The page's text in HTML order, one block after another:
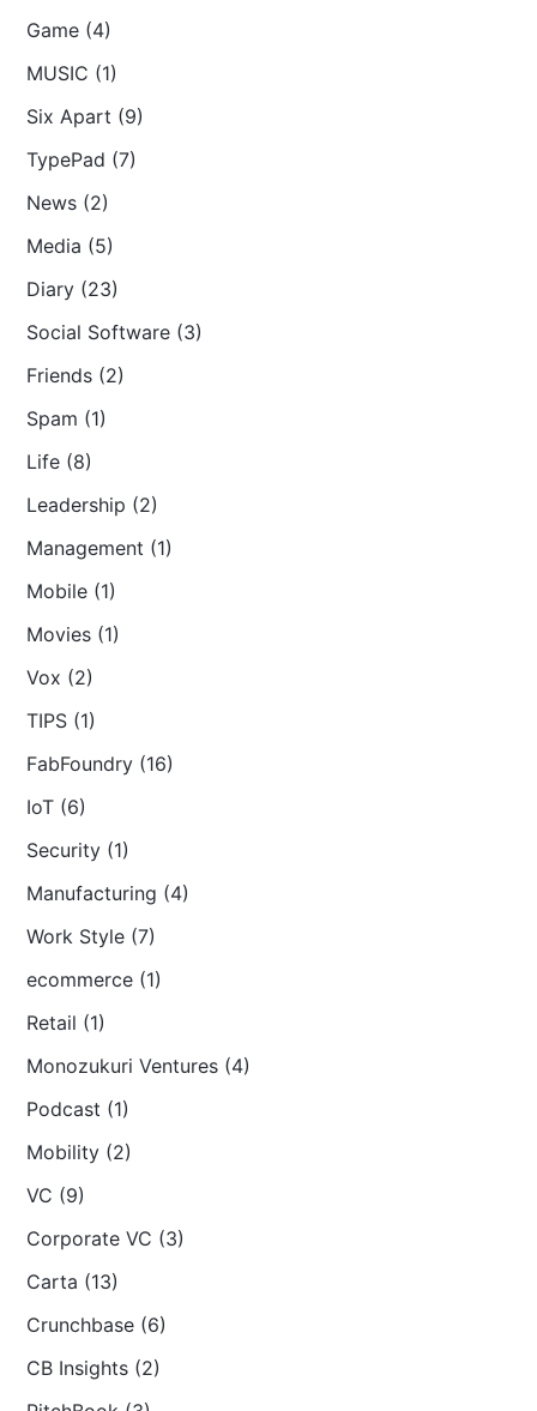
Game (4)
MUSIC (1)
Six Apart (9)
TypePad (7)
News (2)
Media (5)
Diary (23)
Social Software (3)
Friends (2)
Spam (1)
Life (8)
Leadership (2)
Management (1)
Mobile (1)
Movies (1)
Vox (2)
TIPS (1)
FabFoundry (16)
IoT (6)
Security (1)
Manufacturing (4)
Work Style (7)
ecommerce (1)
Retail (1)
Monozukuri Ventures (4)
Podcast (1)
Mobility (2)
VC (9)
Corporate VC (3)
Carta (13)
Crunchbase (6)
CB Insights (2)